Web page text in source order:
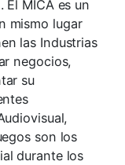
El MICA es un
mismo lugar
las Industrias
negocios,
su
son los
durante los